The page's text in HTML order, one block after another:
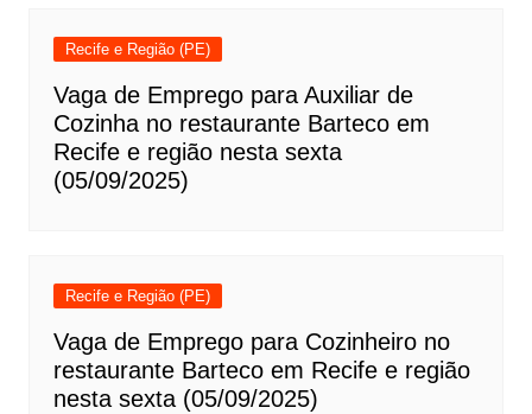
Recife e Região (PE)
Vaga de Emprego para Auxiliar de
Cozinha no restaurante Barteco em
Recife e região nesta sexta
(05/09/2025)
Recife e Região (PE)
Vaga de Emprego para Cozinheiro no
restaurante Barteco em Recife e região
nesta sexta (05/09/2025)